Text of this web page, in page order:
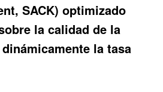
SACK) optimizado
la calidad de la
la tasa